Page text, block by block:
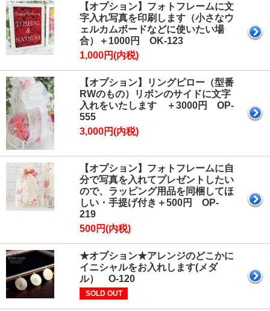
【オプション】フォトフレームに文
字入れ写真を印刷します（小さなウ
ェルカムボードなどに使いたい場
合）＋1000円 OK-123
1,000円(内税)
【オプション】リングピロー（型番
RWのもの）リボンのサイドに文字
入れをいたします ＋3000円 OP-
555
3,000円(内税)
【オプション】フォトフレームに自
分で写真を入れてプレゼントしたい
ので、ラッピング用品を同梱してほ
しい・手提げ付き＋500円 OP-
219
500円(内税)
★オプション★アレンジのどこかに
イニシャルをお入れします(メダ
ル） O-120
SOLD OUT